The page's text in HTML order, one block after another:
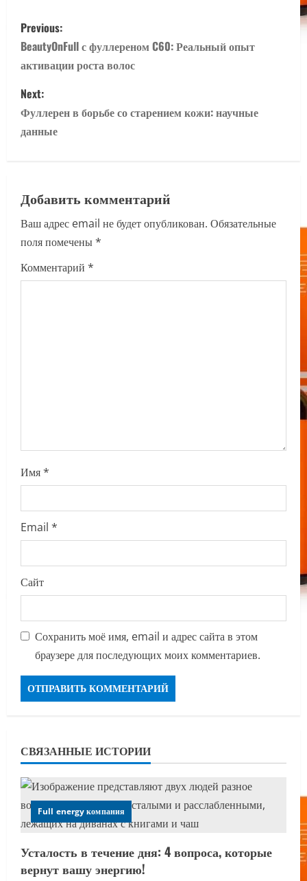
P
o
s
t
n
v
i
g
a
Previous:
BeautyOnFull с фуллереном C60: Реальный опыт
активации роста волос
Next:
Фуллерен в борьбе со старением кожи: научные
данные
Добавить комментарий
Ваш адрес email не будет опубликован. Обязательные
поля помечены*
Комментарий *
Имя*
Email *
Сайт
Сохранить моё имя, email и адрес сайта в этом
браузере для последующих моих комментариев.
СВЯЗАННЫЕ ИСТОРИИ
Full energy компания
Усталость в течение дня: 4 вопроса, которые
вернут вашу энергию!